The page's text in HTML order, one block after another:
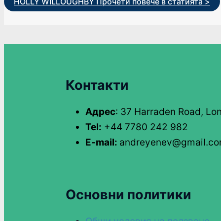
Контакти
Адрес: 37 Harraden Road,
Tel: +44 7780 242 982
E-mail:
Основни политики